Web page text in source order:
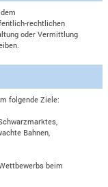
rechtlichen
oder Vermittlung
folgende Ziele:
Bahnen,
beim